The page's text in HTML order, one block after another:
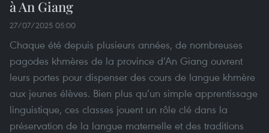
à An Giang
27/07/2025 05:00
Chaque été depuis plusieurs années, de nombreuses
pagodes khmères de la province d’An Giang ouvrent
leurs portes pour dispenser des cours de langue khmère
aux jeunes élèves. Bien plus qu’un simple apprentissage
linguistique, ces classes jouent un rôle clé dans la
préservation de la langue maternelle et des traditions